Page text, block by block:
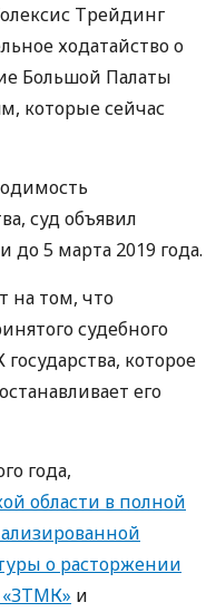
Трейдинг
ходатайство о
Большой Палаты
которые сейчас
суд объявил
до 5 марта 2019 года.
на том, что
судебного
которое
его
года,
области в полной
о расторжении
и